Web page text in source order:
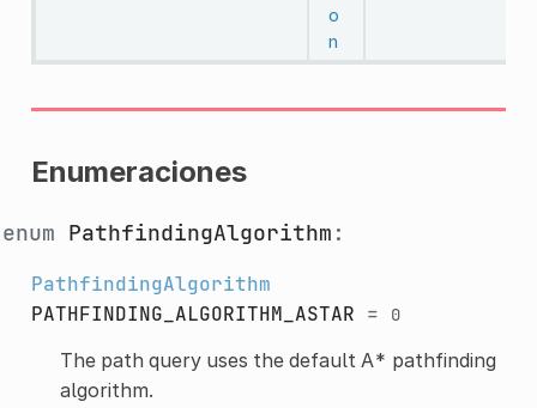
o
n
Enumeraciones
enum PathfindingAlgorithm :
PathfindingAlgorithm
PATHFINDING_ALGORITHM_ASTAR = 0
The path query uses the default A* pathfinding
algorithm.